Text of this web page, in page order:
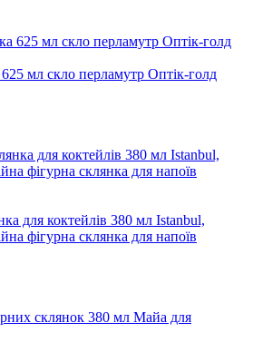
мл скло перламутр Оптік-голд
для коктейлів 380 мл Istanbul,
фігурна склянка для напоїв